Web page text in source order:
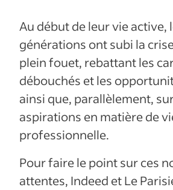
Au début de leur vie active,
générations ont subi la
plein fouet, rebattant les
débouchés et les
ainsi que, parallèlement,
aspirations en matière de
professionnelle.
Pour faire le point sur ces
attentes, Indeed et Le